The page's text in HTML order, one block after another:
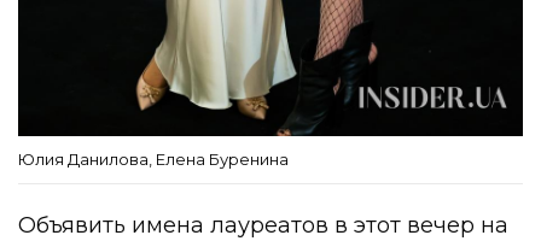
Юлия Данилова, Елена Буренина
Объявить имена лауреатов в этот вечер на